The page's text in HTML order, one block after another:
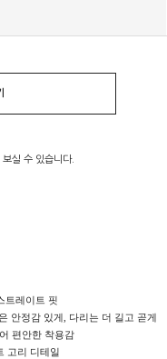
실 수 있습니다.
트레이트 핏
안정감 있게, 다리는 더 길고 곧게
편안한 착용감
고리 디테일